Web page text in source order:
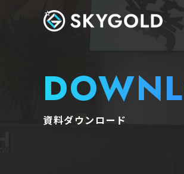
資料ダウンロード